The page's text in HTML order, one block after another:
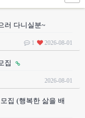
러 다니실분~
1 2026-08-01
집
2026-08-01
집 (행복한 삶을 배